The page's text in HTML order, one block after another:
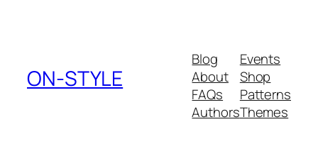
ON-STYLE
Blog
About
FAQs
Authors
Events
Shop
Patterns
Themes